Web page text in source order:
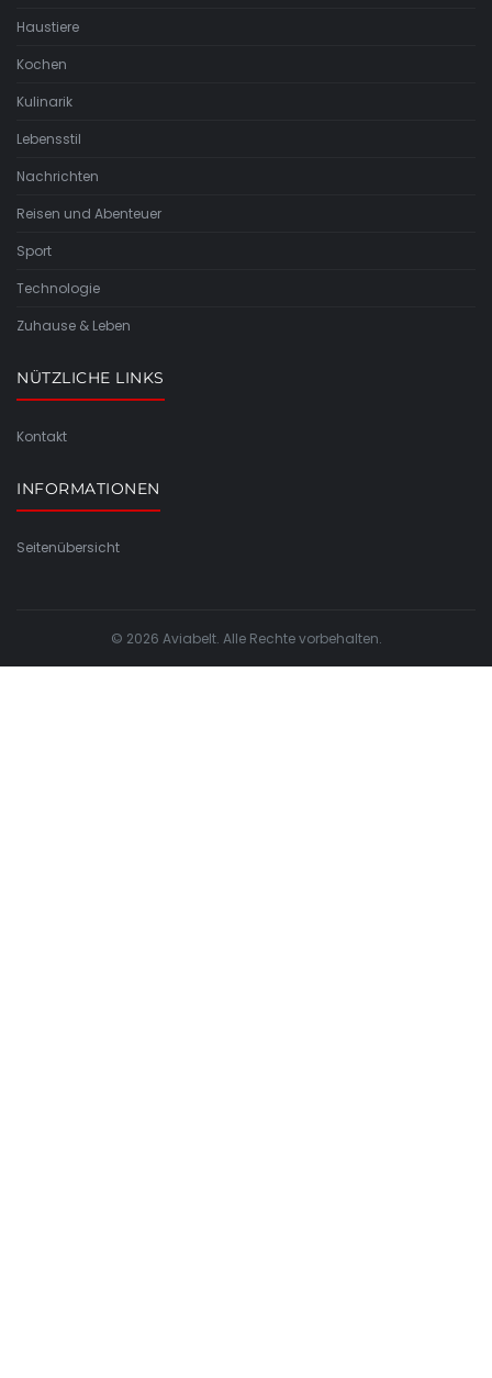
Haustiere
Kochen
Kulinarik
Lebensstil
Nachrichten
Reisen und Abenteuer
Sport
Technologie
Zuhause & Leben
NÜTZLICHE LINKS
Kontakt
INFORMATIONEN
Seitenübersicht
© 2026 Aviabelt. Alle Rechte vorbehalten.